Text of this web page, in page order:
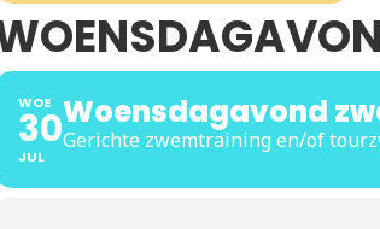
WOE
30
JUL
Woensdagavond
Gerichte zwemtraining en/of